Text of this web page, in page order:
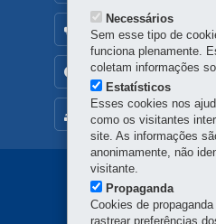
MAPA DO SITE
OUVIDORIA
TRANSPARÊNCIA
Navegação
Principal
Necessários
Sem esse tipo de
funciona plenamente.
coletam informações
Estatísticos
Esses cookies nos
como os visitantes
site. As informações
anonimamente, não
visitante.
Propaganda
Cookies de
rastrear preferências